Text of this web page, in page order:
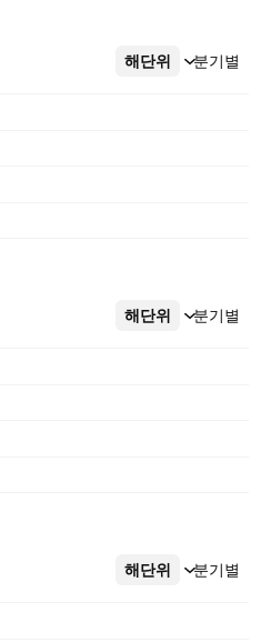
해단위 분기별
더보기
해단위 분기별
더보기
해단위 분기별
더보기